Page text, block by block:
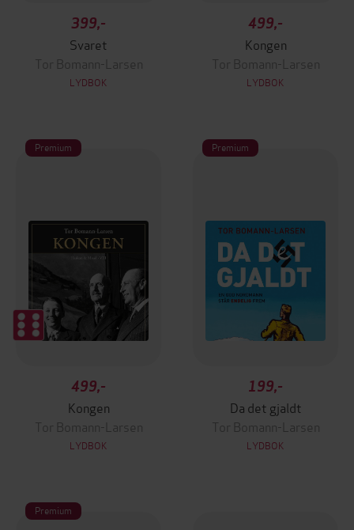
399,-
Svaret
Tor Bomann-Larsen
LYDBOK
499,-
Kongen
Tor Bomann-Larsen
LYDBOK
Premium
499,-
Kongen
Tor Bomann-Larsen
LYDBOK
Premium
199,-
Da det gjaldt
Tor Bomann-Larsen
LYDBOK
Premium